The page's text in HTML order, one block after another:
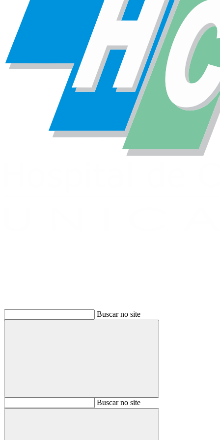
Buscar no site
BuscarBuscar no site